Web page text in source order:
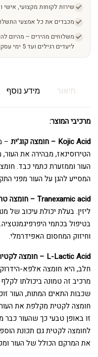
שירות לקוחות מקצועי,
מכבדים את כל אמצעי
ליעדים רגילים ועד 5 ימי עסקים ליעדים מרוחקים
תיאור מידע נוסף
מרכיבי המוצר:
Kojic Acid – חומצה קוג'ית
–
הטירוסינאז, מבהירה את העור,
העור וממזערת כתמי כבד.
המסייע להגן על העור מפני
Tranexamic acid – חומצה טרנקסמית
ליזין. בעלת יכולת עיכוב של
בטיפול בכתמי
וחיזוק המחסום האפידרמלי.
L-Lactic Acid – חומצה לקטית כיראלית
חלב, היא חומצה אלפא-
מרכיב זה טמונה ביכולתו
שכבות התאים המתות, העור
חומצה לקטית מקלפת את
זו באופן טבעי כך שהעור כבר
לחומצה לקטית גם תכונת
את המרקם הכולל של העור